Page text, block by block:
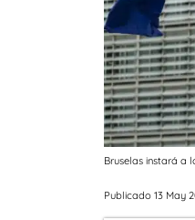
Bruselas instará a
Publicado 13 May